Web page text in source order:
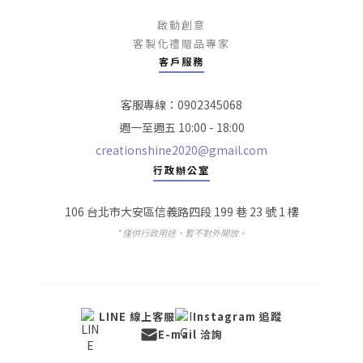
啟動創意
客製化禮贈品專家
客戶服務
客服專線：0902345068
週一至週五 10:00 - 18:00
creationshine2020@gmail.com
行政辦公室
106 台北市大安區信義路四段 199 巷 23 號 1 樓
* 僅供行政用途，暫不對外開放。
LINE 線上客服
Instagram 追蹤
E-mail 洽詢